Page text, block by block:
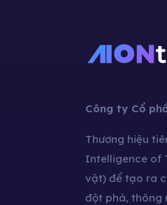
Công ty Cổ
Thương hiệu
Intelligence of
vật) để tạo ra
đột phá, thông